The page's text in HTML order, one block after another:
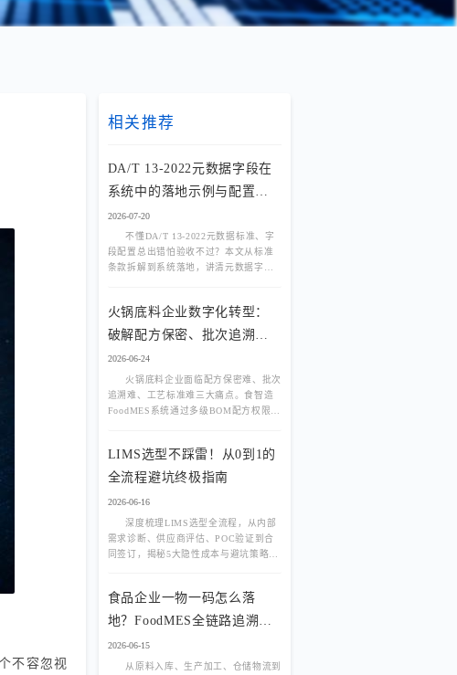
不容忽视
相关推荐
DA/T 13-2022元数据字段在
系统中的落地示例与配置指
南
2026-07-20
不懂DA/T 13-2022元数据标准、字
段配置总出错怕验收不过？本文从标准
条款拆解到系统落地，讲清元数据字段
火锅底料企业数字化转型：
破解配方保密、批次追溯、
工艺标准三大难题
2026-06-24
火锅底料企业面临配方保密难、批次
追溯难、工艺标准难三大痛点。食智造
FoodMES系统通过多级BOM配方权限管
火锅底料厂实现降本增效与合规管理的
双重目标。
LIMS选型不踩雷！从0到1的
全流程避坑终极指南
2026-06-16
深度梳理LIMS选型全流程，从内部
需求诊断、供应商评估、POC验证到合
同签订，揭秘5大隐性成本与避坑策略，
食品企业一物一码怎么落
地？FoodMES全链路追溯方
案
2026-06-15
从原料入库、生产加工、仓储物流到